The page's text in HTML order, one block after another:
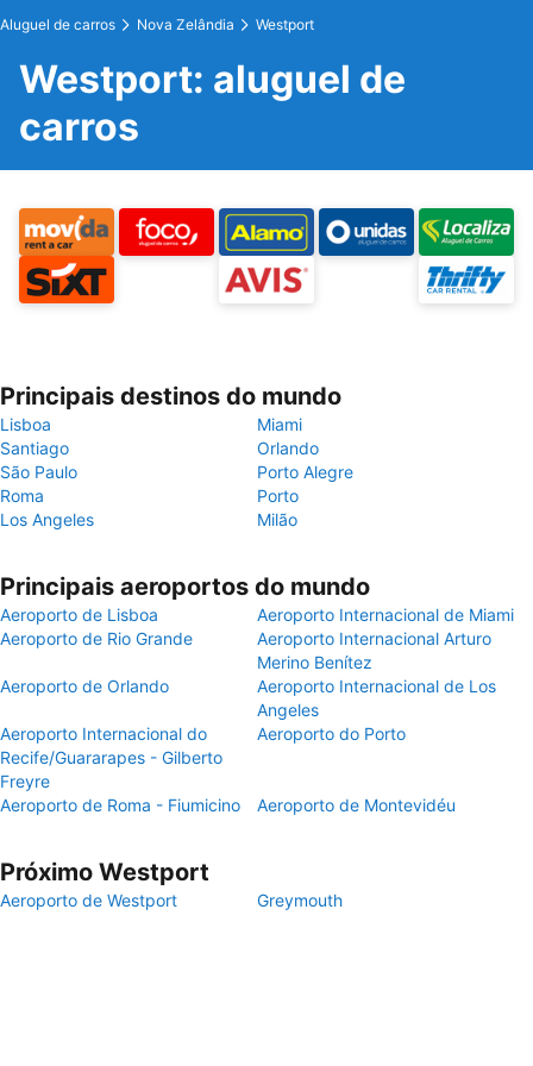
Aluguel de carros Nova Zelândia Westport
Westport: aluguel de
carros
Principais destinos do mundo
Lisboa
Miami
Santiago
Orlando
São Paulo
Porto Alegre
Roma
Porto
Los Angeles
Milão
Principais aeroportos do mundo
Aeroporto de Lisboa
Aeroporto Internacional de Miami
Aeroporto de Rio Grande
Aeroporto Internacional Arturo
Merino Benítez
Aeroporto de Orlando
Aeroporto Internacional de Los
Angeles
Aeroporto Internacional do
Recife/Guararapes - Gilberto
Freyre
Aeroporto do Porto
Aeroporto de Roma - Fiumicino Aeroporto de Montevidéu
Próximo Westport
Aeroporto de Westport Greymouth